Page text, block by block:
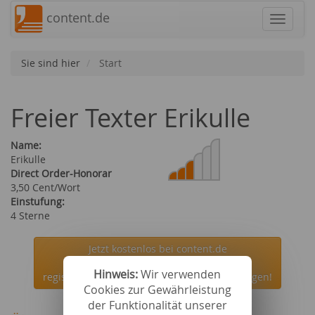
Hinweis:Wir verwenden
Cookies zur Gewährleistung
der Funktionalität unserer
content.de
Sie sind hier Start
Freier Texter Erikulle
Name:
Erikulle
Direct Order-Honorar
3,50 Cent/Wort
Einstufung:
4 Sterne
Jetzt kostenlos bei content.de
registrieren und den Autor Erikulle beauftragen!